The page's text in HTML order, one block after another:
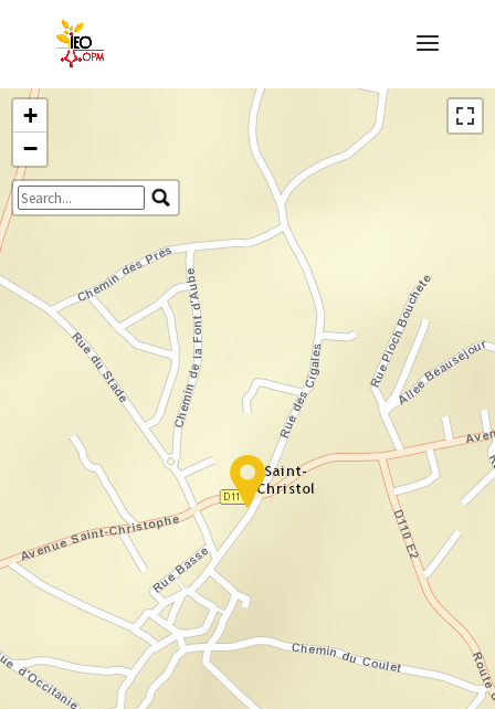
Travelers' Map is loading...
If you see this after your page is loaded
completely, leafletJS files are missing.
+
−